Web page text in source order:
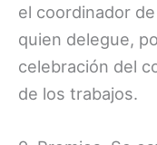
el coordinador
quien delegue,
celebración del
de los trabajos.